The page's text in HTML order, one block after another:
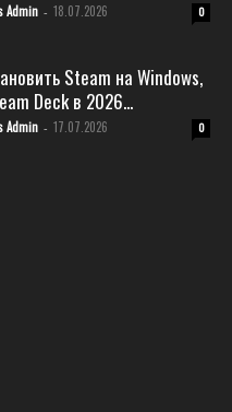
Admin - 18.07.2026 0
Steam на Windows,
Deck в 2026...
Admin - 17.07.2026 0